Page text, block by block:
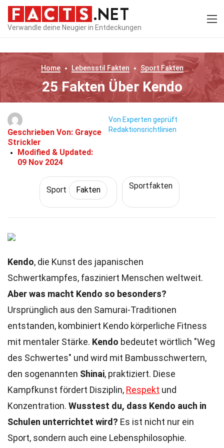
Verwandle deine Neugier in Entdeckungen
Home Lebensstil Fakten Sport Fakten
25 Fakten Über Kendo
Geschrieben Von: Grayce
Strickler
Modified & Updated:
09 Nov 2024
Von Experten geprüft
Redaktionsrichtlinien
Sport Fakten Sportfakten
Kendo, die Kunst des japanischen
Schwertkampfes, fasziniert Menschen weltweit.
Aber was macht Kendo so besonders?
Ursprünglich aus den Samurai-Traditionen
entstanden, kombiniert Kendo körperliche Fitness
mit mentaler Stärke. Kendo bedeutet wörtlich "Weg
des Schwertes" und wird mit Bambusschwertern,
den sogenannten Shinai, praktiziert. Diese
Kampfkunst fördert Disziplin, Respekt und
Konzentration. Wusstest du, dass Kendo auch in
Schulen unterrichtet wird? Es ist nicht nur ein
Sport, sondern auch eine Lebensphilosophie.